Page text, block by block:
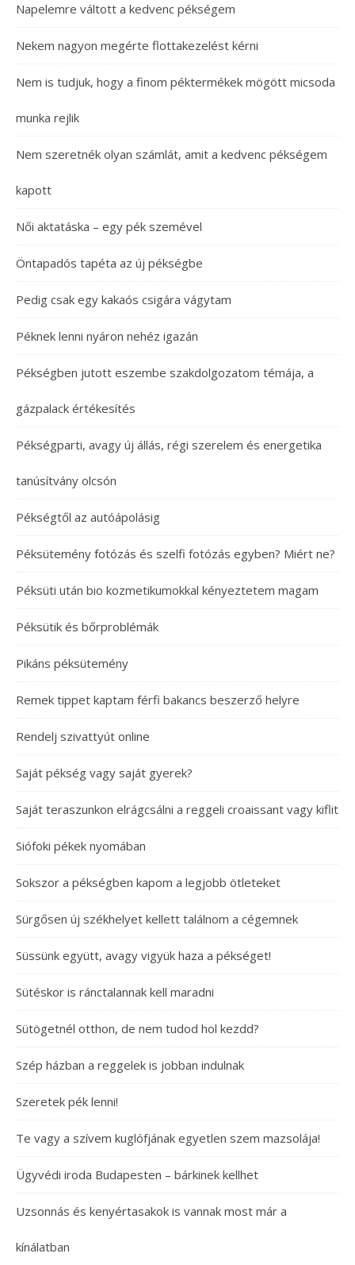
Napelemre váltott a kedvenc pékségem
Nekem nagyon megérte flottakezelést kérni
Nem is tudjuk, hogy a finom péktermékek mögött micsoda
munka rejlik
Nem szeretnék olyan számlát, amit a kedvenc pékségem
kapott
Női aktatáska – egy pék szemével
Öntapadós tapéta az új pékségbe
Pedig csak egy kakaós csigára vágytam
Péknek lenni nyáron nehéz igazán
Pékségben jutott eszembe szakdolgozatom témája, a
gázpalack értékesítés
Pékségparti, avagy új állás, régi szerelem és energetika
tanúsítvány olcsón
Pékségtől az autóápolásig
Péksütemény fotózás és szelfi fotózás egyben? Miért ne?
Péksüti után bio kozmetikumokkal kényeztetem magam
Péksütik és bőrproblémák
Pikáns péksütemény
Remek tippet kaptam férfi bakancs beszerző helyre
Rendelj szivattyút online
Saját pékség vagy saját gyerek?
Saját teraszunkon elrágcsálni a reggeli croaissant vagy kiflit
Siófoki pékek nyomában
Sokszor a pékségben kapom a legjobb ötleteket
Sürgősen új székhelyet kellett találnom a cégemnek
Süssünk együtt, avagy vigyük haza a pékséget!
Sütéskor is ránctalannak kell maradni
Sütögetnél otthon, de nem tudod hol kezdd?
Szép házban a reggelek is jobban indulnak
Szeretek pék lenni!
Te vagy a szívem kuglófjának egyetlen szem mazsolája!
Ügyvédi iroda Budapesten – bárkinek kellhet
Uzsonnás és kenyértasakok is vannak most már a
kínálatban